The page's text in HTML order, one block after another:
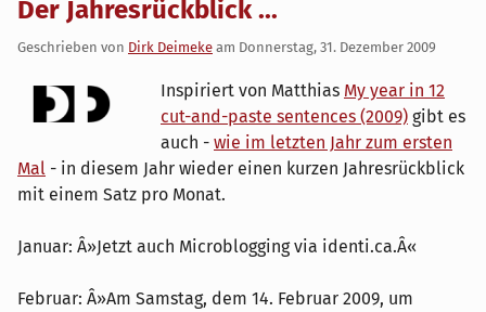
Der Jahresrückblick ...
Geschrieben von Dirk Deimeke am Donnerstag, 31. Dezember 2009
Inspiriert von Matthias My year in 12
cut-and-paste sentences (2009) gibt es
auch - wie im letzten Jahr zum ersten
Mal - in diesem Jahr wieder einen kurzen Jahresrückblick
mit einem Satz pro Monat.
Januar: Â»Jetzt auch Microblogging via identi.ca.Â«
Februar: Â»Am Samstag, dem 14. Februar 2009, um